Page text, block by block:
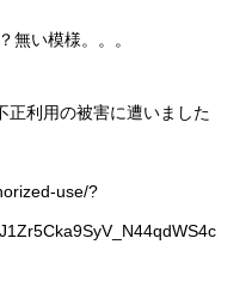
無い模様。。。
利用の被害に遭いました
use/?